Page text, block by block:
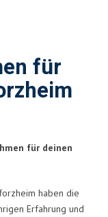
für
für deinen
haben die
Erfahrung und